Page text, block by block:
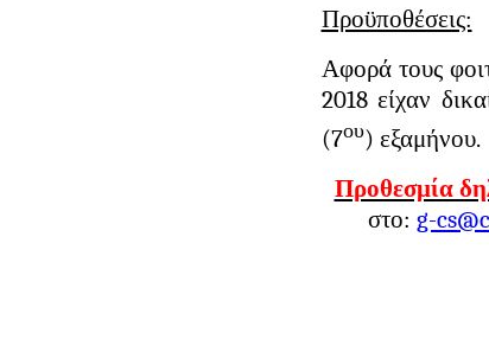
Προϋποθέσεις:
Αφορά τους
2018 είχαν
(7ου) εξαμήνου.
Προθεσμία
στο: g-